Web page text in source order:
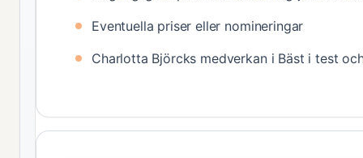
Eventuella priser eller nomineringar
Charlotta Björcks medverkan i Bäst i test